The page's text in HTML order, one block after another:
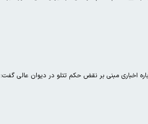
اخباری مبنی بر نقض حکم تتلو در دیوان